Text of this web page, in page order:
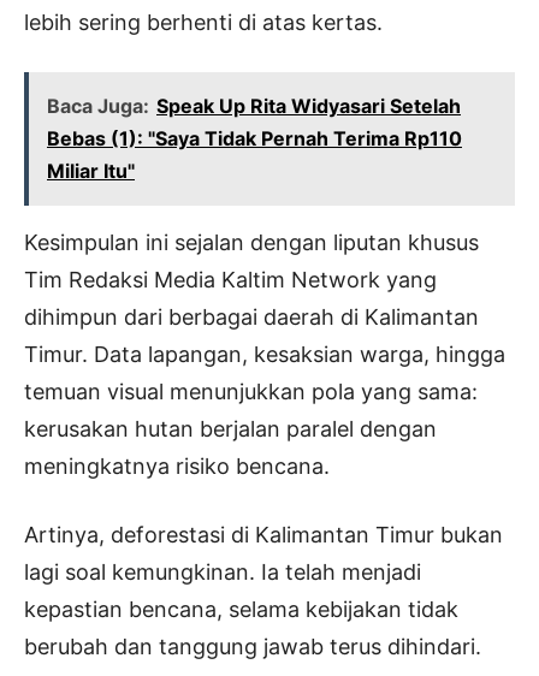
lebih sering berhenti di atas kertas.
Baca Juga: Speak Up Rita Widyasari Setelah
Bebas (1): "Saya Tidak Pernah Terima Rp110
Miliar Itu"
Kesimpulan ini sejalan dengan liputan khusus
Tim Redaksi Media Kaltim Network yang
dihimpun dari berbagai daerah di Kalimantan
Timur. Data lapangan, kesaksian warga, hingga
temuan visual menunjukkan pola yang sama:
kerusakan hutan berjalan paralel dengan
meningkatnya risiko bencana.
Artinya, deforestasi di Kalimantan Timur bukan
lagi soal kemungkinan. Ia telah menjadi
kepastian bencana, selama kebijakan tidak
berubah dan tanggung jawab terus dihindari.